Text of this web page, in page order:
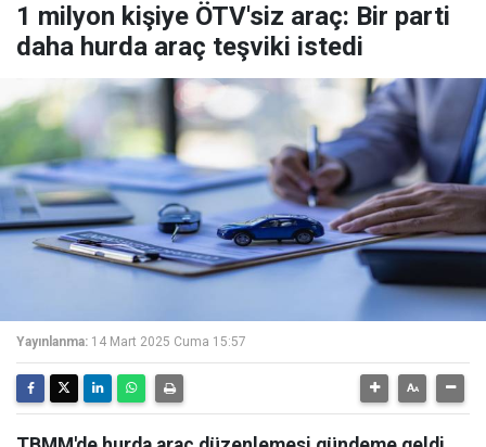
1 milyon kişiye ÖTV'siz araç: Bir parti
daha hurda araç teşviki istedi
Yayınlanma: 14 Mart 2025 Cuma 15:57